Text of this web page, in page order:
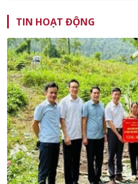
TIN HOẠT ĐỘNG